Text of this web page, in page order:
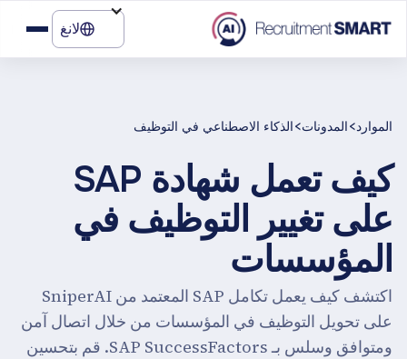
لانغ
الموارد>المدونات>الذكاء الاصطناعي في التوظيف
كيف تعمل شهادة SAP
على تغيير التوظيف في
المؤسسات
اكتشف كيف يعمل تكامل SAP المعتمد من SniperAI
على تحويل التوظيف في المؤسسات من خلال اتصال آمن
ومتوافق وسلس بـ SAP SuccessFactors. قم بتحسين